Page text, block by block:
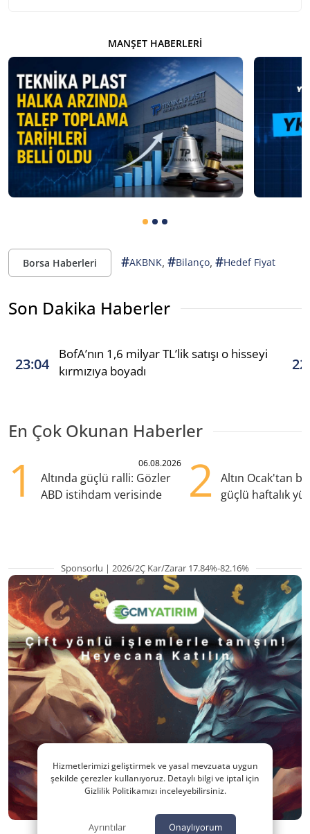
MANŞET HABERLERI
Borsa Haberleri #AKBNK, #Bilanço, #Hedef Fiyat
Son Dakika Haberler
23:04
BofA’nın 1,6 milyar TL’lik satışı o hisseyi
kırmızıya boyadı
En Çok Okunan Haberler
1 06.08.2026
Altında güçlü ralli: Gözler
ABD istihdam verisinde
2
Altın Ocak'tan
güçlü haftalık
Sponsorlu | 2026/2Ç Kar/Zarar 17.84%-82.16%
Hizmetlerimizi geliştirmek ve yasal mevzuata uygun
şekilde çerezler kullanıyoruz. Detaylı bilgi ve iptal için
Gizlilik Politikamızı inceleyebilirsiniz.
Ayrıntılar Onaylıyorum